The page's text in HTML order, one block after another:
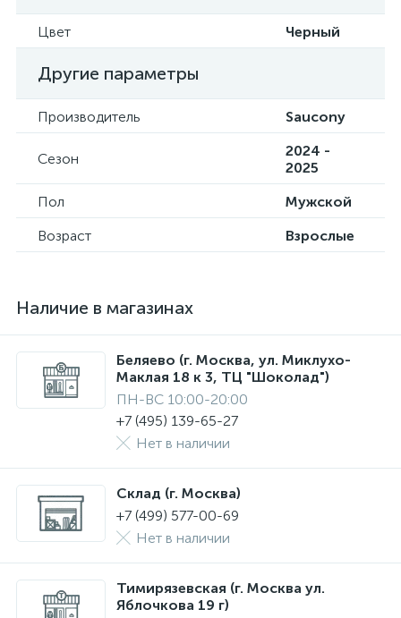
Цвет Черный
Другие параметры
Производитель Saucony
Сезон
2024 -
2025
Пол
Мужской
Возраст
Взрослые
Наличие в магазинах
Беляево (г. Москва, ул. Миклухо-
Маклая 18 к 3, ТЦ "Шоколад")
ПН-ВС 10:00-20:00
+7 (495) 139-65-27
Нет в наличии
Склад (г. Москва)
+7 (499) 577-00-69
Нет в наличии
Тимирязевская (г. Москва ул.
Яблочкова 19 г)